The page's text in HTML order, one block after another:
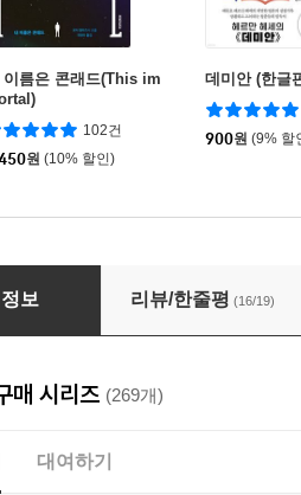
이름은 콘래드(This im
102건
원 (10% 할인)
데미안 (한글
900원 (9% 할
는 장미 - 열린책들 세계문학 011
보 리뷰/한줄평 (16/19)
매 시리즈 (269개)
대여하기